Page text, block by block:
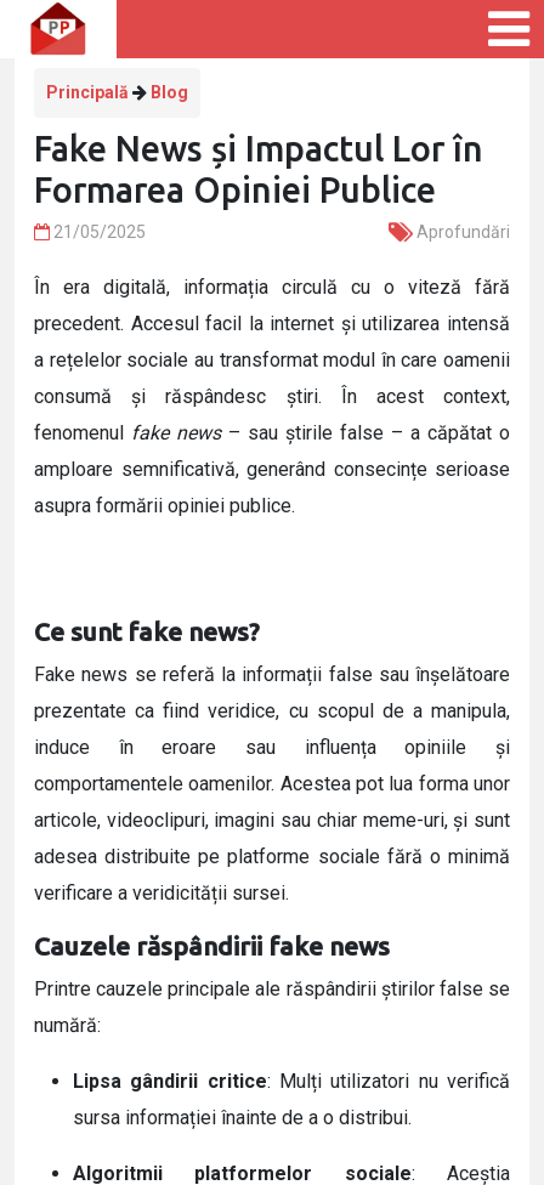
Principală Blog
Fake News și Impactul Lor în
Formarea Opiniei Publice
21/05/2025 Aprofundări
În era digitală, informația circulă cu o viteză fără
precedent. Accesul facil la internet și utilizarea intensă
a rețelelor sociale au transformat modul în care oamenii
consumă și răspândesc știri. În acest context,
fenomenul fake news– sau știrile false – a căpătat o
amploare semnificativă, generând consecințe serioase
asupra formării opiniei publice.
Ce sunt fake news?
Fake news se referă la informații false sau înșelătoare
prezentate ca fiind veridice, cu scopul de a manipula,
induce în eroare sau influența opiniile și
comportamentele oamenilor. Acestea pot lua forma unor
articole, videoclipuri, imagini sau chiar meme-uri, și sunt
adesea distribuite pe platforme sociale fără o minimă
verificare a veridicității sursei.
Cauzele răspândirii fake news
Printre cauzele principale ale răspândirii știrilor false se
numără:
Lipsa gândirii critice: Mulți utilizatori nu verifică
sursa informației înainte de a o distribui.
Algoritmii platformelor sociale: Aceștia